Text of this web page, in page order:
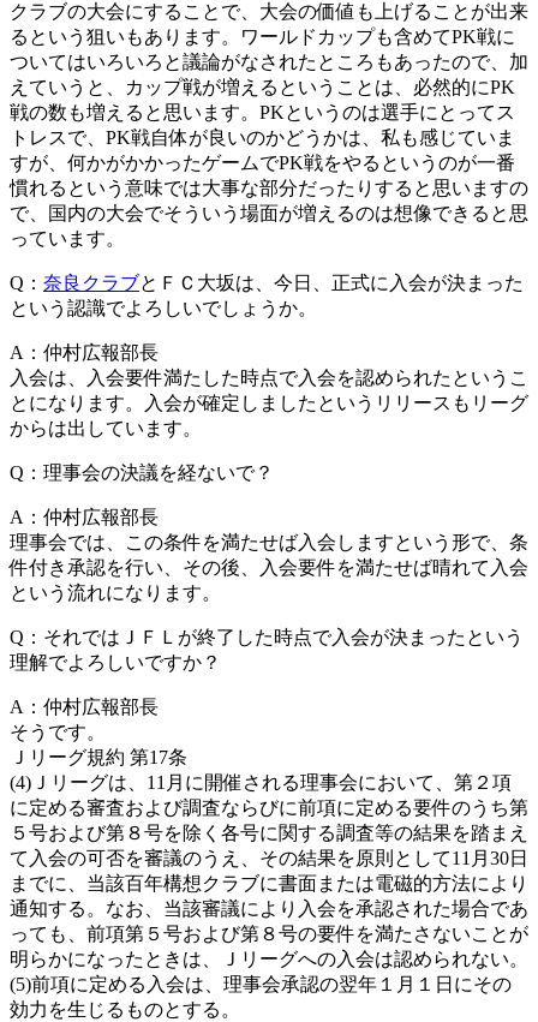
クラブの大会にすることで、大会の価値も上げることが出来
るという狙いもあります。ワールドカップも含めてPK戦に
ついてはいろいろと議論がなされたところもあったので、加
えていうと、カップ戦が増えるということは、必然的にPK
戦の数も増えると思います。PKというのは選手にとってス
トレスで、PK戦自体が良いのかどうかは、私も感じていま
すが、何かがかかったゲームでPK戦をやるというのが一番
慣れるという意味では大事な部分だったりすると思いますの
で、国内の大会でそういう場面が増えるのは想像できると思
っています。
Q： 奈良クラブとＦＣ大坂は、今日、正式に入会が決まった
という認識でよろしいでしょうか。
A：仲村広報部長
入会は、入会要件満たした時点で入会を認められたというこ
とになります。入会が確定しましたというリリースもリーグ
からは出しています。
Q：理事会の決議を経ないで？
A：仲村広報部長
理事会では、この条件を満たせば入会しますという形で、条
件付き承認を行い、その後、入会要件を満たせば晴れて入会
という流れになります。
Q：それではＪＦＬが終了した時点で入会が決まったという
理解でよろしいですか？
A：仲村広報部長
そうです。
Ｊリーグ規約 第17条
(4)Ｊリーグは、11月に開催される理事会において、第２項
に定める審査および調査ならびに前項に定める要件のうち第
５号および第８号を除く各号に関する調査等の結果を踏まえ
て入会の可否を審議のうえ、その結果を原則として11月30日
までに、当該百年構想クラブに書面または電磁的方法により
通知する。なお、当該審議により入会を承認された場合であ
っても、前項第５号および第８号の要件を満たさないことが
明らかになったときは、Ｊリーグへの入会は認められない。
(5)前項に定める入会は、理事会承認の翌年１月１日にその
効力を生じるものとする。